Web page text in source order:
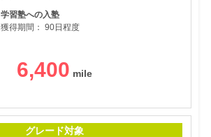
学習塾への入塾
獲得期間： 90日程度
6,400
グレード対象